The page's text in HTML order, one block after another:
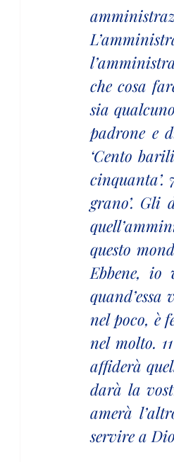
che cosa
sia
padrone e
‘Cento
cinquanta’.
grano’. Gli
questo
Ebbene, io
nel poco, è
nel molto.
affiderà
darà la
amerà
servire a